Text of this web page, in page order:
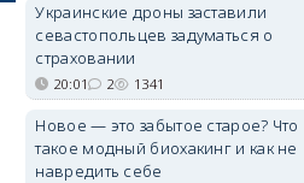
Украинские дроны заставили
севастопольцев задуматься о
страховании
20:01 2 1341
Новое — это забытое старое? Что
такое модный биохакинг и как не
навредить себе